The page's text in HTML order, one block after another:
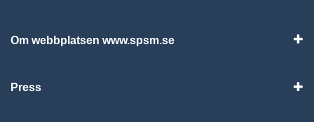
Om webbplatsen www.spsm.se
Press